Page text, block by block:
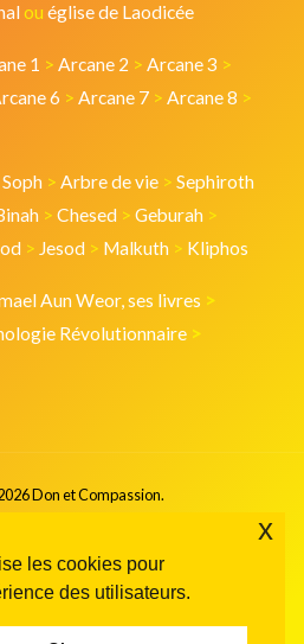
ou église de Laodicée
1 > Arcane 2 > Arcane 3 >
6 > Arcane 7 > Arcane 8 >
> Arbre de vie > Sephiroth
> Chesed > Geburah >
> Jesod > Malkuth > Kliphos
Aun Weor, ses livres >
Révolutionnaire >
Don et Compassion.
les cookies pour
des utilisateurs.
x